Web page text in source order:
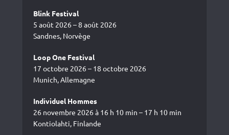
Blink Festival
5 août 2026 – 8 août 2026
Sandnes, Norvège
Loop One Festival
17 octobre 2026 – 18 octobre 2026
Munich, Allemagne
Individuel Hommes
26 novembre 2026 à 16 h 10 min – 17 h 10 min
Kontiolahti, Finlande